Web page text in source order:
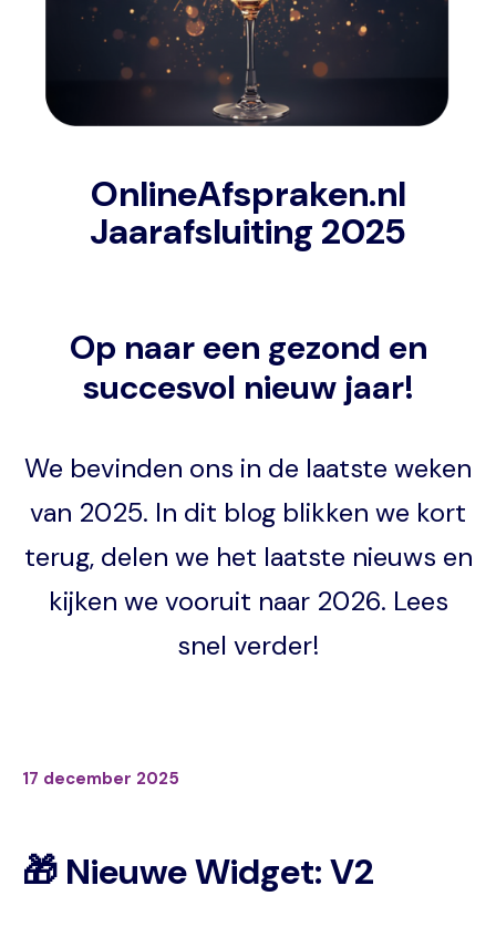
OnlineAfspraken.nl
Jaarafsluiting 2025
Op naar een gezond en
succesvol nieuw jaar!
We bevinden ons in de laatste weken
van 2025. In dit blog blikken we kort
terug, delen we het laatste nieuws en
kijken we vooruit naar 2026. Lees
snel verder!
17 december 2025
🎁 Nieuwe Widget: V2